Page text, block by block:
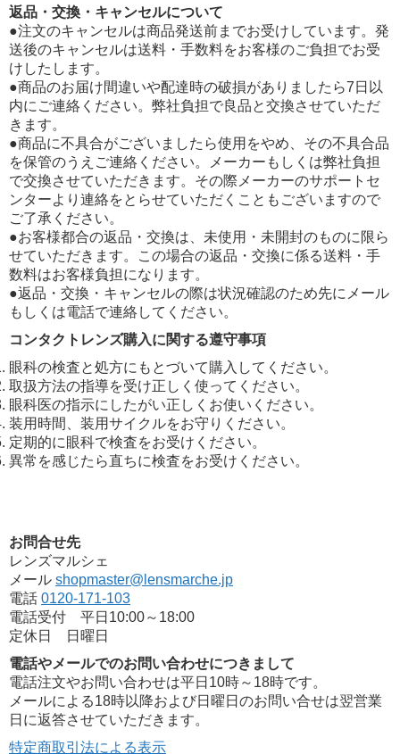
返品・交換・キャンセルについて
●注文のキャンセルは商品発送前までお受けしています。発
送後のキャンセルは送料・手数料をお客様のご負担でお受
けしたします。
●商品のお届け間違いや配達時の破損がありましたら7日以
内にご連絡ください。弊社負担で良品と交換させていただ
きます。
●商品に不具合がございましたら使用をやめ、その不具合品
を保管のうえご連絡ください。メーカーもしくは弊社負担
で交換させていただきます。その際メーカーのサポートセ
ンターより連絡をとらせていただくこともございますので
ご了承ください。
●お客様都合の返品・交換は、未使用・未開封のものに限ら
せていただきます。この場合の返品・交換に係る送料・手
数料はお客様負担になります。
●返品・交換・キャンセルの際は状況確認のため先にメール
もしくは電話で連絡してください。
コンタクトレンズ購入に関する遵守事項
眼科の検査と処方にもとづいて購入してください。
取扱方法の指導を受け正しく使ってください。
眼科医の指示にしたがい正しくお使いください。
装用時間、装用サイクルをお守りください。
定期的に眼科で検査をお受けください。
異常を感じたら直ちに検査をお受けください。
お問合せ先
レンズマルシェ
メール shopmaster@lensmarche.jp
電話 0120-171-103
電話受付 平日10:00～18:00
定休日 日曜日
電話やメールでのお問い合わせにつきまして
電話注文やお問い合わせは平日10時～18時です。
メールによる18時以降および日曜日のお問い合せは翌営業
日に返答させていただきます。
特定商取引法による表示